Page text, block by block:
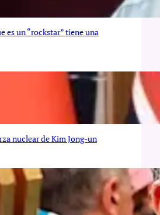
es un “rockstar” tiene una
nuclear de Kim Jong-un